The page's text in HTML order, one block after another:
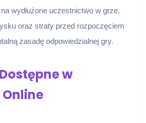
wydłużone uczestnictwo w grze.
oraz straty przed rozpoczęciem
zasadę odpowiedzialnej gry.
w